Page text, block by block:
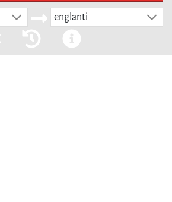
englanti